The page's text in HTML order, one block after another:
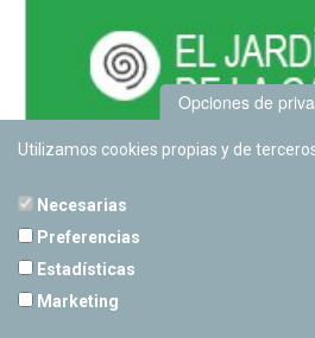
Opciones de
Utilizamos cookies propias y de
Necesarias
Preferencias
Estadísticas
Marketing